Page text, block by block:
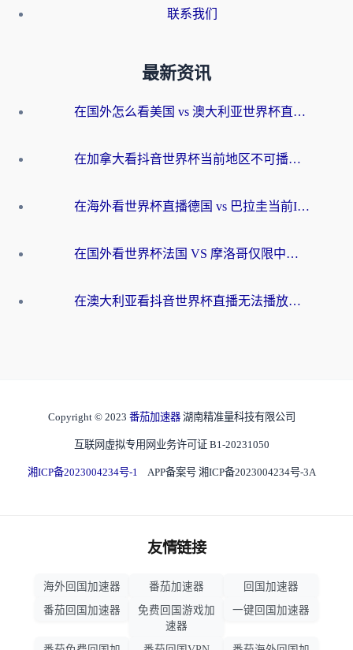
联系我们
最新资讯
在国外怎么看美国 vs 澳大利亚世界杯直播？海外党必藏的中文解说观赛指南
在加拿大看抖音世界杯当前地区不可播放？海外党体育观赛终极指南
在海外看世界杯直播德国 vs 巴拉圭当前IP受限制？这篇指南帮你轻松解决地区限制
在国外看世界杯法国 VS 摩洛哥仅限中国大陆？别让地域限制拦下你的欢呼
在澳大利亚看抖音世界杯直播无法播放？海外党体育观赛终极指南来了！
Copyright © 2023 番茄加速器 湖南精准量科技有限公司
互联网虚拟专用网业务许可证 B1-20231050
湘ICP备2023004234号-1 APP备案号 湘ICP备2023004234号-3A
友情链接
海外回国加速器 番茄加速器
回国加速器
番茄回国加速器
免费回国游戏加
速器
一键回国加速器